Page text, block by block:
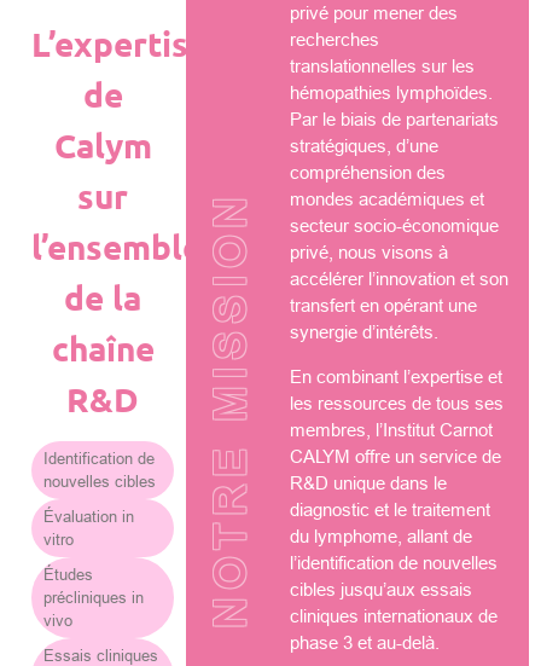
L’expertise
de
Calym
sur
l’ensemble
de la
chaîne
R&D
Identification de
nouvelles cibles
Évaluation in
vitro
Études
précliniques in
vivo
Essais cliniques
NOTRE MISSION
privé pour mener des
recherches
translationnelles sur les
hémopathies lymphoïdes.
Par le biais de partenariats
stratégiques, d’une
compréhension des
mondes académiques et
secteur socio-économique
privé, nous visons à
accélérer l’innovation et son
transfert en opérant une
synergie d’intérêts.
En combinant l’expertise et
les ressources de tous ses
membres, l’Institut Carnot
CALYM offre un service de
R&D unique dans le
diagnostic et le traitement
du lymphome, allant de
l’identification de nouvelles
cibles jusqu’aux essais
cliniques internationaux de
phase 3 et au-delà.